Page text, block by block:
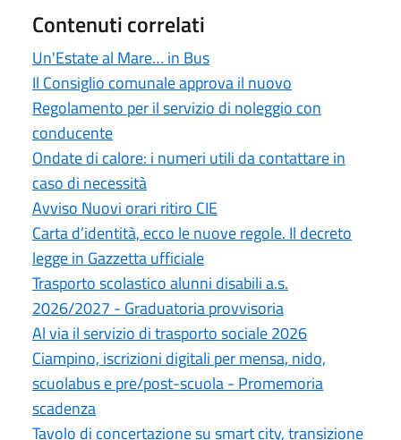
Contenuti correlati
Un'Estate al Mare… in Bus
Il Consiglio comunale approva il nuovo
Regolamento per il servizio di noleggio con
conducente
Ondate di calore: i numeri utili da contattare in
caso di necessità
Avviso Nuovi orari ritiro CIE
Carta d’identità, ecco le nuove regole. Il decreto
legge in Gazzetta ufficiale
Trasporto scolastico alunni disabili a.s.
2026/2027 - Graduatoria provvisoria
Al via il servizio di trasporto sociale 2026
Ciampino, iscrizioni digitali per mensa, nido,
scuolabus e pre/post-scuola - Promemoria
scadenza
Tavolo di concertazione su smart city, transizione